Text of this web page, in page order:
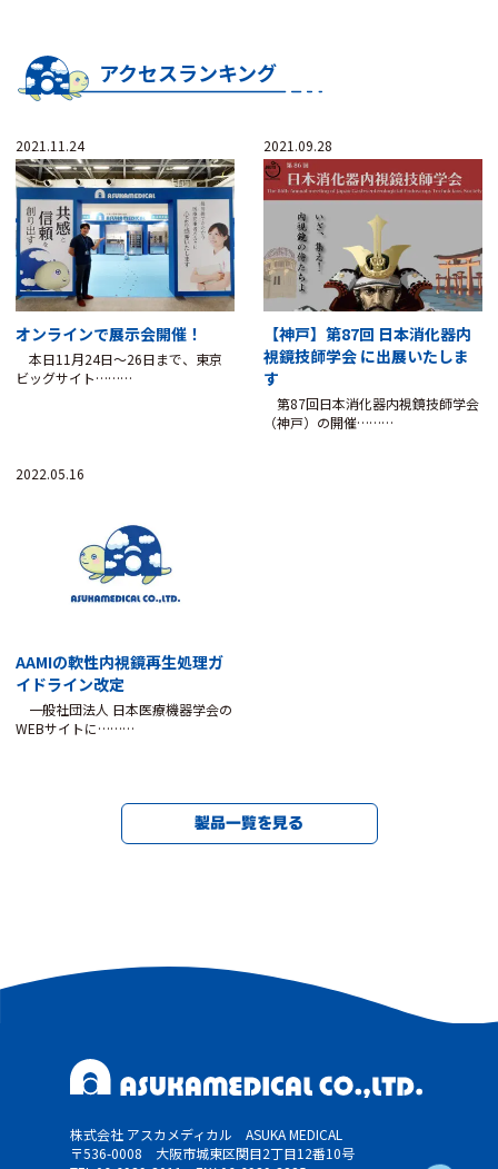
アクセスランキング
2021.11.24
オンラインで展示会開催！
本日11月24日～26日まで、東京
ビッグサイト………
2021.09.28
【神戸】第87回 日本消化器内
視鏡技師学会 に出展いたしま
す
第87回日本消化器内視鏡技師学会
（神戸）の開催………
2022.05.16
AAMIの軟性内視鏡再生処理ガ
イドライン改定
一般社団法人 日本医療機器学会の
WEBサイトに………
製品一覧を見る
株式会社 アスカメディカル ASUKA MEDICAL
〒536-0008 大阪市城東区関目2丁目12番10号